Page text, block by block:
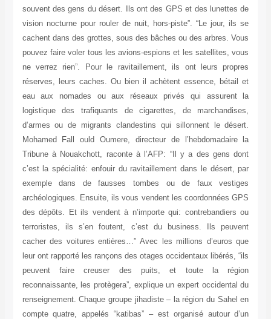
souvent des gens du désert. Ils ont des GPS et des lunettes de
vision nocturne pour rouler de nuit, hors-piste”. “Le jour, ils se
cachent dans des grottes, sous des bâches ou des arbres. Vous
pouvez faire voler tous les avions-espions et les satellites, vous
ne verrez rien”. Pour le ravitaillement, ils ont leurs propres
réserves, leurs caches. Ou bien il achètent essence, bétail et
eau aux nomades ou aux réseaux privés qui assurent la
logistique des trafiquants de cigarettes, de marchandises,
d’armes ou de migrants clandestins qui sillonnent le désert.
Mohamed Fall ould Oumere, directeur de l’hebdomadaire la
Tribune à Nouakchott, raconte à l’AFP: “Il y a des gens dont
c’est la spécialité: enfouir du ravitaillement dans le désert, par
exemple dans de fausses tombes ou de faux vestiges
archéologiques. Ensuite, ils vous vendent les coordonnées GPS
des dépôts. Et ils vendent à n’importe qui: contrebandiers ou
terroristes, ils s’en foutent, c’est du business. Ils peuvent
cacher des voitures entières…” Avec les millions d’euros que
leur ont rapporté les rançons des otages occidentaux libérés, “ils
peuvent faire creuser des puits, et toute la région
reconnaissante, les protègera”, explique un expert occidental du
renseignement. Chaque groupe jihadiste – la région du Sahel en
compte quatre, appelés “katibas” – est organisé autour d’un